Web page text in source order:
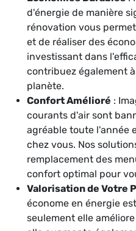
d'énergie de manière
rénovation vous
et de réaliser des
investissant dans
contribuez également
planète.
Confort Amélioré :
courants d'air sont
agréable toute l'année
chez vous. Nos
remplacement des
confort optimal pour
Valorisation de Votre
économe en énergie
seulement elle